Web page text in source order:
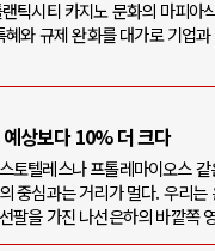
틱시티 카지노 문화의 마피아
혜와 규제 완화를 대가로 기업
상보다 10% 더 크다
토텔레스나 프톨레마이오스
중심과는 거리가 멀다. 우리는
팔을 가진 나선은하의 바깥쪽